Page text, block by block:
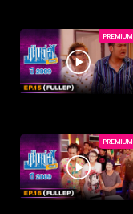
PREMIUM
PREMIUM